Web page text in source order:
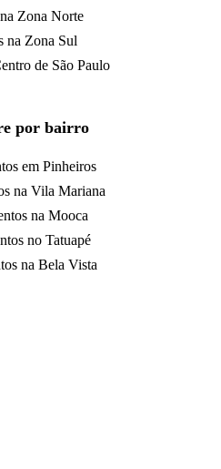
Zona Norte
na Zona Sul
de São Paulo
por bairro
em Pinheiros
na Vila Mariana
na Mooca
no Tatuapé
na Bela Vista